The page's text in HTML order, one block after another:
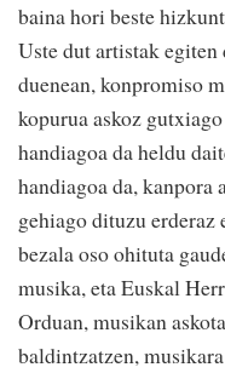
baina hori beste
Uste dut artistak egiten
duenean, konpromiso
kopurua askoz
handiagoa da heldu
handiagoa da, kanpora
gehiago dituzu erderaz
bezala oso ohituta
musika, eta Euskal
Orduan, musikan
baldintzatzen,